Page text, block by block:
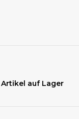
Artikel auf Lager